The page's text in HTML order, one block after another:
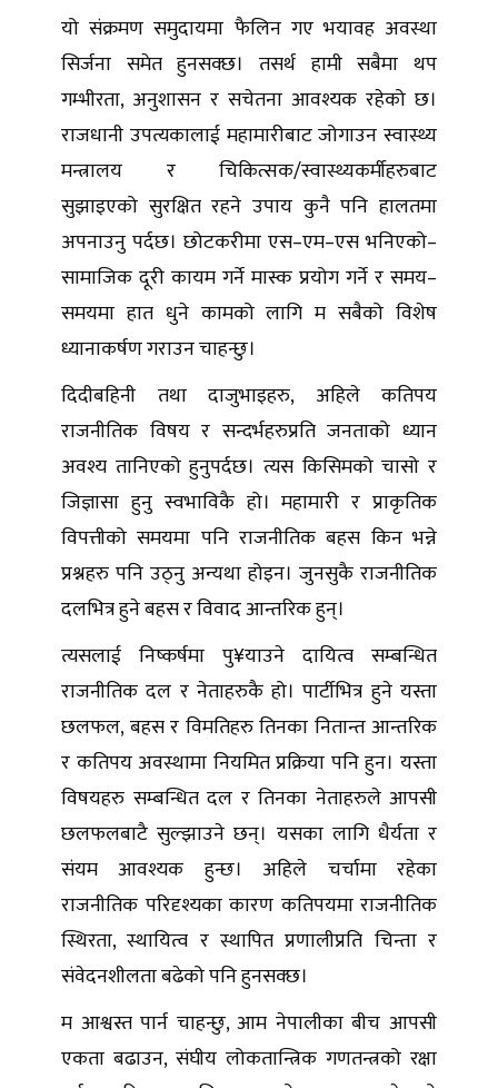
यो संक्रमण समुदायमा फैलिन गए भयावह अवस्था
सिर्जना समेत हुनसक्छ। तसर्थ हामी सबैमा थप
गम्भीरता, अनुशासन र सचेतना आवश्यक रहेको छ।
राजधानी उपत्यकालाई महामारीबाट जोगाउन स्वास्थ्य
मन्त्रालय र चिकित्सक/स्वास्थ्यकर्मीहरुबाट
सुझाइएको सुरक्षित रहने उपाय कुनै पनि हालतमा
अपनाउनु पर्दछ। छोटकरीमा एस–एम–एस भनिएको–
सामाजिक दूरी कायम गर्ने मास्क प्रयोग गर्ने र समय–
समयमा हात धुने कामको लागि म सबैको विशेष
ध्यानाकर्षण गराउन चाहन्छु।
दिदीबहिनी तथा दाजुभाइहरु, अहिले कतिपय
राजनीतिक विषय र सन्दर्भहरुप्रति जनताको ध्यान
अवश्य तानिएको हुनुपर्दछ। त्यस किसिमको चासो र
जिज्ञासा हुनु स्वभाविकै हो। महामारी र प्राकृतिक
विपत्तीको समयमा पनि राजनीतिक बहस किन भन्ने
प्रश्नहरु पनि उठ्नु अन्यथा होइन। जुनसुकै राजनीतिक
दलभित्र हुने बहस र विवाद आन्तरिक हुन्।
त्यसलाई निष्कर्षमा पु¥याउने दायित्व सम्बन्धित
राजनीतिक दल र नेताहरुकै हो। पार्टीभित्र हुने यस्ता
छलफल, बहस र विमतिहरु तिनका नितान्त आन्तरिक
र कतिपय अवस्थामा नियमित प्रक्रिया पनि हुन। यस्ता
विषयहरु सम्बन्धित दल र तिनका नेताहरुले आपसी
छलफलबाटै सुल्झाउने छन्। यसका लागि धैर्यता र
संयम आवश्यक हुन्छ। अहिले चर्चामा रहेका
राजनीतिक परिदृश्यका कारण कतिपयमा राजनीतिक
स्थिरता, स्थायित्व र स्थापित प्रणालीप्रति चिन्ता र
संवेदनशीलता बढेको पनि हुनसक्छ।
म आश्वस्त पार्न चाहन्छु, आम नेपालीका बीच आपसी
एकता बढाउन, संघीय लोकतान्त्रिक गणतन्त्रको रक्षा